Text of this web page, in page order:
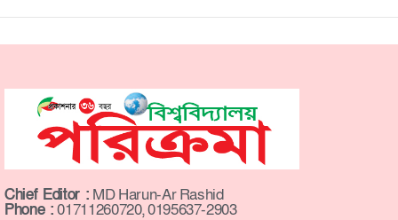
Chief Editor : MD Harun-Ar Rashid
Phone :01711260720, 0195637-2903